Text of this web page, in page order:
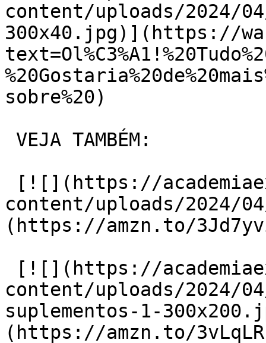
content/uploads/2024/
300x40.jpg)](https://
sobre%20)
content/uploads/2024/
(https://amzn.to/
content/uploads/2024/
suplementos-1-
(https://amzn.to/